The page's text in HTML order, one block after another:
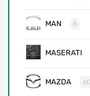
MAN 8
MASERATI
MAZDA 60